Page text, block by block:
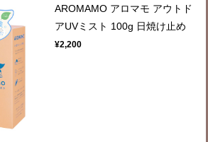
AROMAMO アロマモ アウトド
アUVミスト 100g 日焼け止め
¥2,200